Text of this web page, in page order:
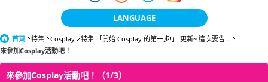
LANGUAGE
日本語
한국어
首頁 特集 Cosplay
特集 「開始 Cosplay 的第一步!」 更新~ 這次要告...
來參加Cosplay活動吧！
來參加Cosplay活動吧！（1/3）